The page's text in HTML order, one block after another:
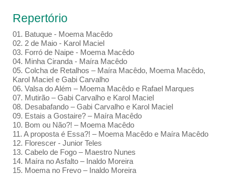
Repertório
01. Batuque - Moema Macêdo
02. 2 de Maio - Karol Maciel
03. Forró de Naipe - Moema Macêdo
04. Minha Ciranda - Maíra Macêdo
05. Colcha de Retalhos – Maíra Macêdo, Moema Macêdo,
Karol Maciel e Gabi Carvalho
06. Valsa do Além – Moema Macêdo e Rafael Marques
07. Mutirão – Gabi Carvalho e Karol Maciel
08. Desabafando – Gabi Carvalho e Karol Maciel
09. Estais a Gostaire? – Maíra Macêdo
10. Bom ou Não?! – Moema Macêdo
11. A proposta é Essa?! – Moema Macêdo e Maíra Macêdo
12. Florescer - Junior Teles
13. Cabelo de Fogo – Maestro Nunes
14. Maíra no Asfalto – Inaldo Moreira
15. Moema no Frevo – Inaldo Moreira